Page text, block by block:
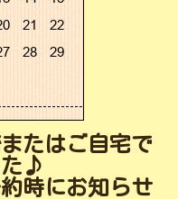
たはご自宅で
た♪
時にお知らせ